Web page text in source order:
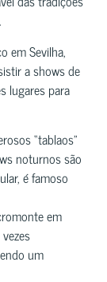
em Sevilha,
a shows de
lugares para
“tablaos”
noturnos são
é famoso
em
um